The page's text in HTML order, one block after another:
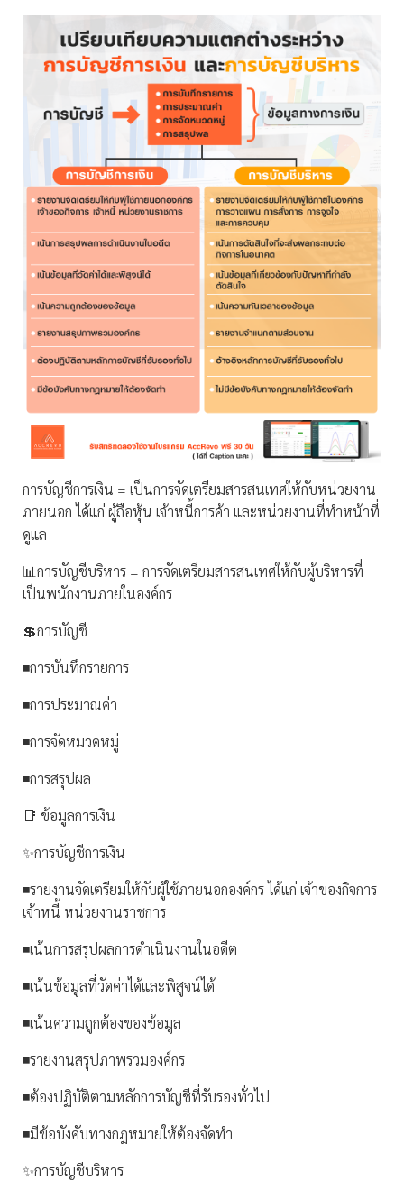
การบัญชีการเงิน = เป็นการจัดเตรียมสารสนเทศให้กับหน่วยงาน
ภายนอก ได้แก่ ผู้ถือหุ้น เจ้าหนี้การค้า และหน่วยงานที่ทำหน้าที่
ดูแล
📊การบัญชีบริหาร = การจัดเตรียมสารสนเทศให้กับผู้บริหารที่
เป็นพนักงานภายในองค์กร
💲การบัญชี
◾การบันทึกรายการ
◾การประมาณค่า
◾การจัดหมวดหมู่
◾การสรุปผล
📑 ข้อมูลการเงิน
✨การบัญชีการเงิน
◾รายงานจัดเตรียมให้กับผู้ใช้ภายนอกองค์กร ได้แก่ เจ้าของกิจการ
เจ้าหนี้ หน่วยงานราชการ
◾เน้นการสรุปผลการดำเนินงานในอดีต
◾เน้นข้อมูลที่วัดค่าได้และพิสูจน์ได้
◾เน้นความถูกต้องของข้อมูล
◾รายงานสรุปภาพรวมองค์กร
◾ต้องปฏิบัติตามหลักการบัญชีที่รับรองทั่วไป
◾มีข้อบังคับทางกฎหมายให้ต้องจัดทำ
✨การบัญชีบริหาร